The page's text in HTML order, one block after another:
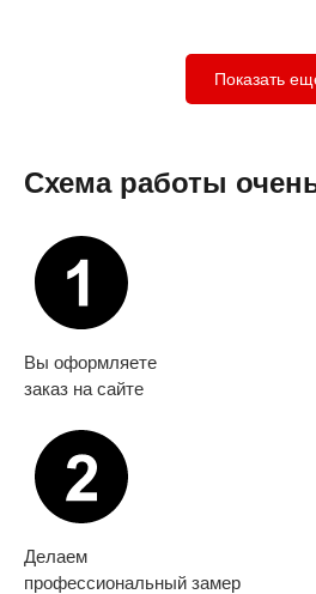
Показать
Схема работы
Вы оформляете
заказ на сайте
Делаем
профессиональный замер